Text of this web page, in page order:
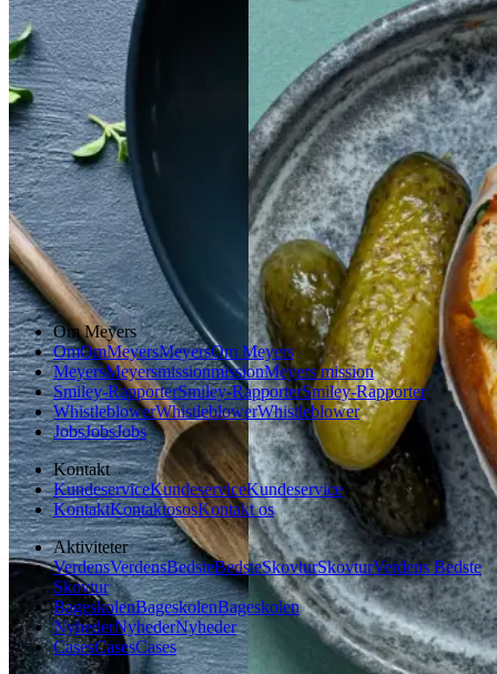
SatjaSatja de
pollopollo
Gem opskrift
Aftensmad
Sloppy Sloppy JoeJoe
Gem opskrift
Morgenmad
Frokost
Om Meyers
OmOmMeyersMeyersOm Meyers
MeyersMeyersmissionmissionMeyers mission
Smiley-RapporterSmiley-RapporterSmiley-Rapporter
WhistleblowerWhistleblowerWhistleblower
JobsJobsJobs
Kontakt
KundeserviceKundeserviceKundeservice
KontaktKontaktososKontakt os
Aktiviteter
VerdensVerdensBedsteBedsteSkovturSkovturVerdens Bedste
Skovtur
BageskolenBageskolenBageskolen
NyhederNyhederNyheder
CasesCasesCases